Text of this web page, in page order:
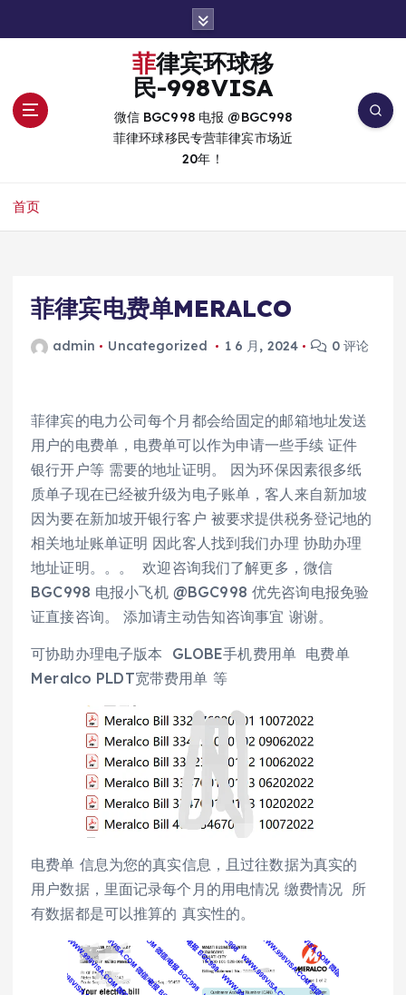
菲律宾环球移
民-998VISA
微信 BGC998 电报 @BGC998
菲律环球移民专营菲律宾市场近
20年！
首页
菲律宾电费单MERALCO
admin Uncategorized 1 6 月, 2024 0 评论
菲律宾的电力公司每个月都会给固定的邮箱地址发送
用户的电费单，电费单可以作为申请一些手续 证件
银行开户等 需要的地址证明。 因为环保因素很多纸
质单子现在已经被升级为电子账单，客人来自新加坡
因为要在新加坡开银行客户 被要求提供税务登记地的
相关地址账单证明 因此客人找到我们办理 协助办理
地址证明。。。 欢迎咨询我们了解更多，微信
BGC998 电报小飞机 @BGC998 优先咨询电报免验
证直接咨询。 添加请主动告知咨询事宜 谢谢。
可协助办理电子版本 GLOBE手机费用单 电费单
Meralco PLDT宽带费用单 等
电费单 信息为您的真实信息，且过往数据为真实的
用户数据，里面记录每个月的用电情况 缴费情况 所
有数据都是可以推算的 真实性的。